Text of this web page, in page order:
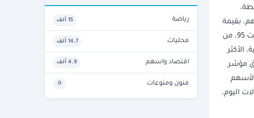
تعاملات اليوم الأربعاء، على انخفاض بنسبة 0.1% عند 11002 نقطة،
بلغت كمية الأسهم المتداولة نحو 229.5 مليون سهم، بقيمة
سوقية قدرها، 9.8 تريليون ريال.انخفاض أسهم 151 شركةانخفضت أسهم 151 شركة بنهاية تداولات اليوم، فيما ارتفعت 95، من
الأكثر
مؤشر
ريال.وبلغت كمية الأسهم
أسهم 39 شركة بنهاية تداولات اليوم،
رياضة 15 ألف
محليات 14.7 ألف
اقتصاد واسهم 4.9 ألف
فنون ومنوعات 0